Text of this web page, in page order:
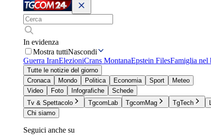
In evidenza
Mostra tuttiNascondi
Guerra IranElezioniCrans MontanaEpstein FilesFamiglia nel
Tutte le notizie del giorno
Cronaca
Mondo Politica Economia Sport
Meteo
Video
Foto Infografiche
Schede
Tv & Spettacolo
TgcomLab TgcomMag TgTech
Chi siamo
Seguici anche su